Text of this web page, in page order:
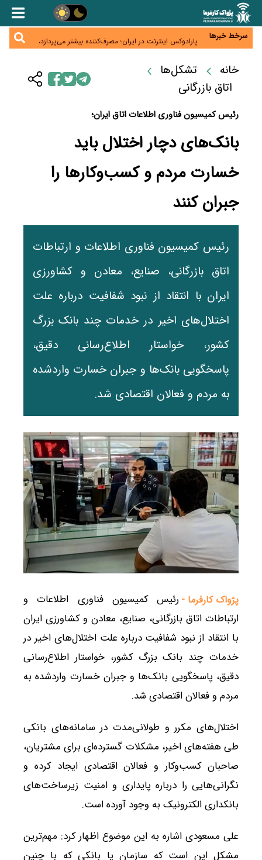
سرخط خبرها
زائران اربعین نگران ارز باقی‌مانده نباشند؛ خرید دینار در
جنگ کریدورها وارد فاز جدید شد؛ سرمایه‌گذاری ۳۴۵
پارادوکس اینترنت در ایران؛ مصرف‌کننده بیشتر می‌پردازد،
شبکه کمتر توسعه می‌یابد
جدید سیاست‌های مالیاتی در حمایت از تولید
معمای تأمین ۸۰ همت معوقات بازنشستگان؛ بانک رفاه
وارد میدان شد
خانه
تشکل‌ها
اتاق بازرگانی
رئیس کمیسیون فناوری اطلاعات اتاق ایران؛
بانک‌های دچار اختلال باید
خسارت مردم و کسب‌وکارها را
جبران کنند
رئیس کمیسیون فناوری اطلاعات و ارتباطات
اتاق بازرگانی، صنایع، معادن و کشاورزی
ایران با انتقاد از نبود شفافیت درباره علت
اختلال‌های اخیر در خدمات چند بانک بزرگ
کشور، خواستار اطلاع‌رسانی دقیق،
پاسخگویی بانک‌ها و جبران خسارت واردشده
به مردم و فعالان اقتصادی شد.
پژواک کارفرما - رئیس کمیسیون فناوری اطلاعات و
ارتباطات اتاق بازرگانی، صنایع، معادن و کشاورزی ایران
با انتقاد از نبود شفافیت درباره علت اختلال‌های اخیر در
خدمات چند بانک بزرگ کشور، خواستار اطلاع‌رسانی
دقیق، پاسخگویی بانک‌ها و جبران خسارت واردشده به
مردم و فعالان اقتصادی شد.
اختلال‌های مکرر و طولانی‌مدت در سامانه‌های بانکی
طی هفته‌های اخیر، مشکلات گسترده‌ای برای مشتریان،
صاحبان کسب‌وکار و فعالان اقتصادی ایجاد کرده و
نگرانی‌هایی را درباره پایداری و امنیت زیرساخت‌های
بانکداری الکترونیک به وجود آورده است.
علی مسعودی اشاره به این موضوع اظهار کرد: مهم‌ترین
مشکل این است که سازمان یا بانکی که با چنین